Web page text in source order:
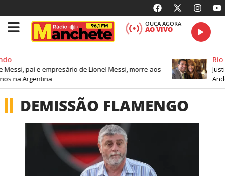
OUÇA AGORA
AO VIVO
Messi, pai e empresário de Lionel Messi, morre aos
na Argentina
Rio
DEMISSÃO FLAMENGO